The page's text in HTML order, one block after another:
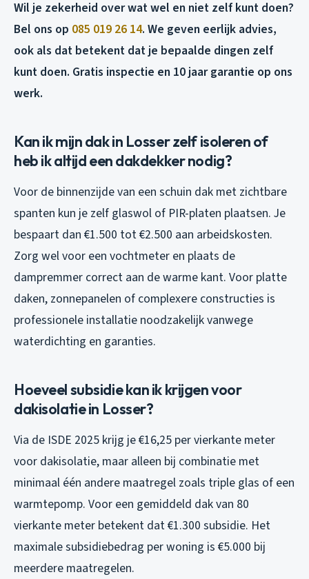
Wil je zekerheid over wat wel en niet zelf kunt doen?
Bel ons op 085 019 26 14. We geven eerlijk advies,
ook als dat betekent dat je bepaalde dingen zelf
kunt doen. Gratis inspectie en 10 jaar garantie op ons
werk.
Kan ik mijn dak in Losser zelf isoleren of
heb ik altijd een dakdekker nodig?
Voor de binnenzijde van een schuin dak met zichtbare
spanten kun je zelf glaswol of PIR-platen plaatsen. Je
bespaart dan €1.500 tot €2.500 aan arbeidskosten.
Zorg wel voor een vochtmeter en plaats de
dampremmer correct aan de warme kant. Voor platte
daken, zonnepanelen of complexere constructies is
professionele installatie noodzakelijk vanwege
waterdichting en garanties.
Hoeveel subsidie kan ik krijgen voor
dakisolatie in Losser?
Via de ISDE 2025 krijg je €16,25 per vierkante meter
voor dakisolatie, maar alleen bij combinatie met
minimaal één andere maatregel zoals triple glas of een
warmtepomp. Voor een gemiddeld dak van 80
vierkante meter betekent dat €1.300 subsidie. Het
maximale subsidiebedrag per woning is €5.000 bij
meerdere maatregelen.